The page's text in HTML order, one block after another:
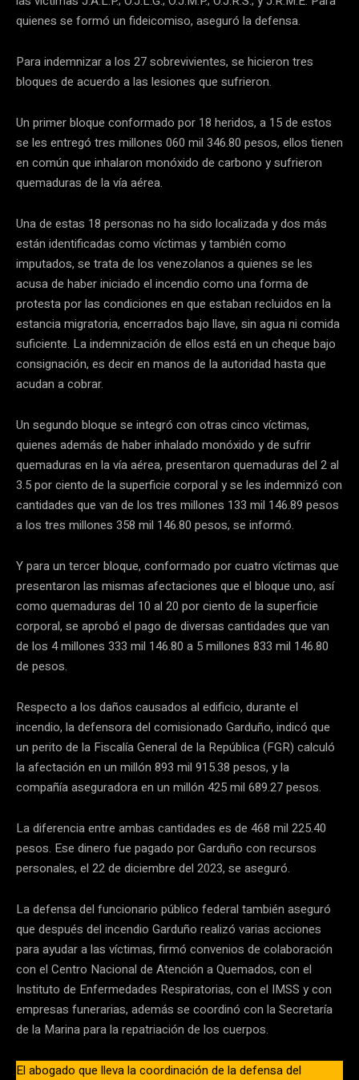
quienes se formó un fideicomiso, aseguró la defensa.
Para indemnizar a los 27 sobrevivientes, se hicieron tres
bloques de acuerdo a las lesiones que sufrieron.
Un primer bloque conformado por 18 heridos, a 15 de estos
se les entregó tres millones 060 mil 346.80 pesos, ellos tienen
en común que inhalaron monóxido de carbono y sufrieron
quemaduras de la vía aérea.
Una de estas 18 personas no ha sido localizada y dos más
están identificadas como víctimas y también como
imputados, se trata de los venezolanos a quienes se les
acusa de haber iniciado el incendio como una forma de
protesta por las condiciones en que estaban recluidos en la
estancia migratoria, encerrados bajo llave, sin agua ni comida
suficiente. La indemnización de ellos está en un cheque bajo
consignación, es decir en manos de la autoridad hasta que
acudan a cobrar.
Un segundo bloque se integró con otras cinco víctimas,
quienes además de haber inhalado monóxido y de sufrir
quemaduras en la vía aérea, presentaron quemaduras del 2 al
3.5 por ciento de la superficie corporal y se les indemnizó con
cantidades que van de los tres millones 133 mil 146.89 pesos
a los tres millones 358 mil 146.80 pesos, se informó.
Y para un tercer bloque, conformado por cuatro víctimas que
presentaron las mismas afectaciones que el bloque uno, así
como quemaduras del 10 al 20 por ciento de la superficie
corporal, se aprobó el pago de diversas cantidades que van
de los 4 millones 333 mil 146.80 a 5 millones 833 mil 146.80
de pesos.
Respecto a los daños causados al edificio, durante el
incendio, la defensora del comisionado Garduño, indicó que
un perito de la Fiscalía General de la República (FGR) calculó
la afectación en un millón 893 mil 915.38 pesos, y la
compañía aseguradora en un millón 425 mil 689.27 pesos.
La diferencia entre ambas cantidades es de 468 mil 225.40
pesos. Ese dinero fue pagado por Garduño con recursos
personales, el 22 de diciembre del 2023, se aseguró.
La defensa del funcionario público federal también aseguró
que después del incendio Garduño realizó varias acciones
para ayudar a las víctimas, firmó convenios de colaboración
con el Centro Nacional de Atención a Quemados, con el
Instituto de Enfermedades Respiratorias, con el IMSS y con
empresas funerarias, además se coordinó con la Secretaría
de la Marina para la repatriación de los cuerpos.
El abogado que lleva la coordinación de la defensa del